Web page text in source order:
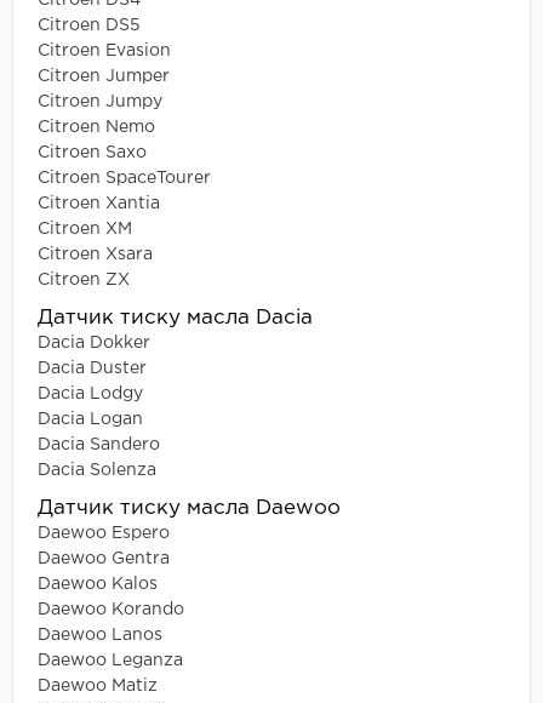
Citroen DS5
Citroen Evasion
Citroen Jumper
Citroen Jumpy
Citroen Nemo
Citroen Saxo
Citroen SpaceTourer
Citroen Xantia
Citroen XM
Citroen Xsara
Citroen ZX
Датчик тиску масла Dacia
Dacia Dokker
Dacia Duster
Dacia Lodgy
Dacia Logan
Dacia Sandero
Dacia Solenza
Датчик тиску масла Daewoo
Daewoo Espero
Daewoo Gentra
Daewoo Kalos
Daewoo Korando
Daewoo Lanos
Daewoo Leganza
Daewoo Matiz